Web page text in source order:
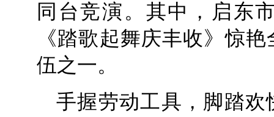
同台竞演。其中，启东
《踏歌起舞庆丰收》惊
伍之一。
手握劳动工具，脚踏欢